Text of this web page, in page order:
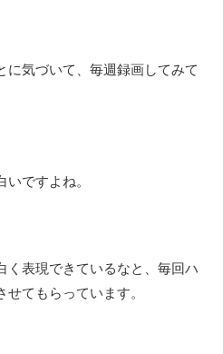
に気づいて、毎週録画してみて
ですよね。
く表現できているなと、毎回ハ
てもらっています。